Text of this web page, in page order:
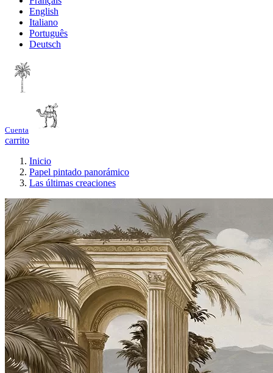
English
Italiano
Português
Deutsch
Cuenta
carrito
Inicio
Papel pintado panorámico
Las últimas creaciones